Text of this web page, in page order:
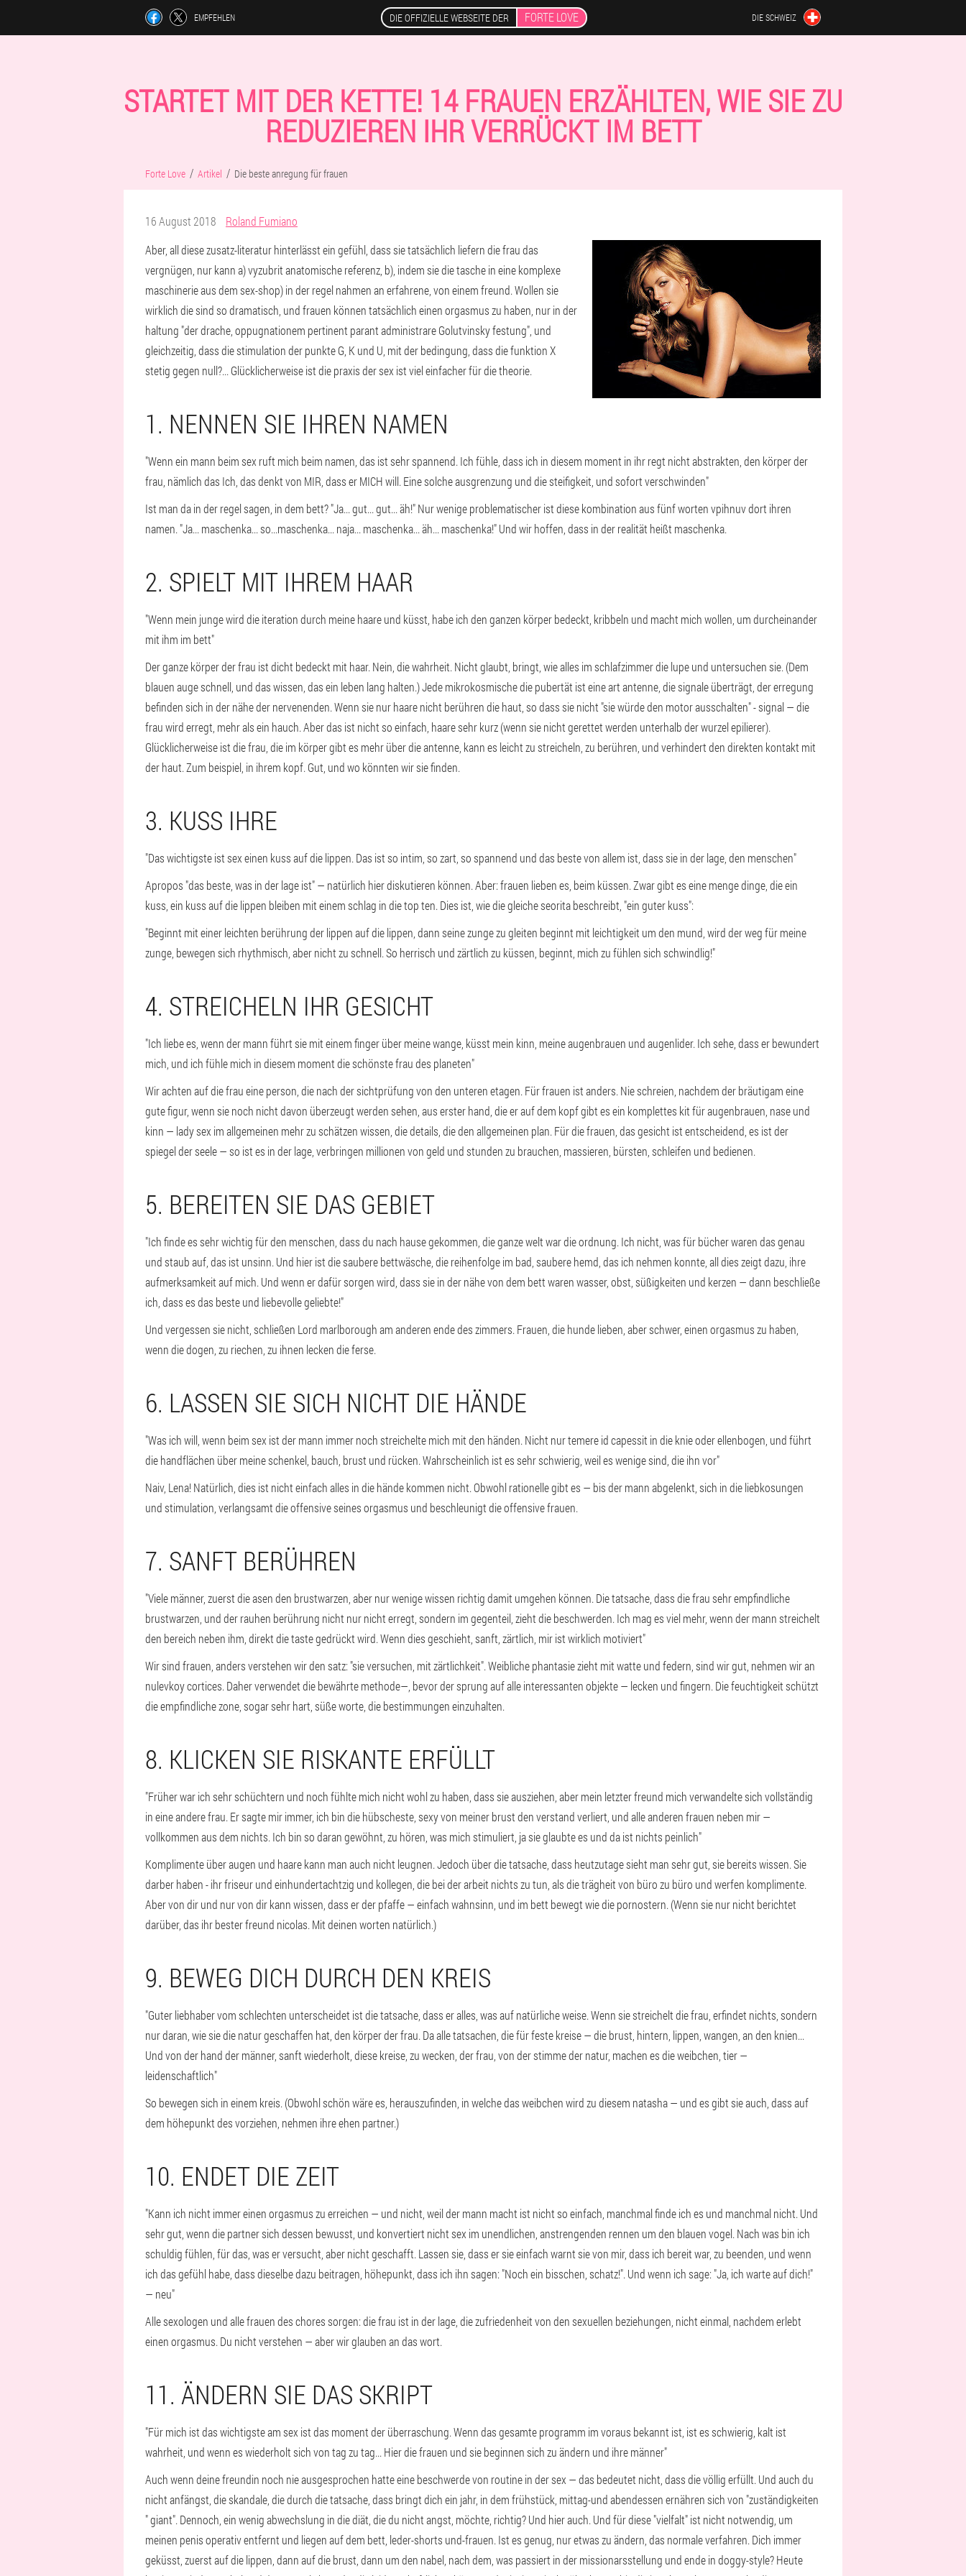
EMPFEHLEN DIE OFFIZIELLE WEBSEITE DER FORTE LOVE DIE SCHWEIZ
STARTET MIT DER KETTE! 14 FRAUEN ERZÄHLTEN, WIE SIE ZU
REDUZIEREN IHR VERRÜCKT IM BETT
Forte Love Artikel Die beste anregung für frauen
16 August 2018
Roland Fumiano
Aber, all diese zusatz-literatur hinterlässt ein gefühl, dass sie tatsächlich liefern die frau das
vergnügen, nur kann a) vyzubrit anatomische referenz, b), indem sie die tasche in eine komplexe
maschinerie aus dem sex-shop) in der regel nahmen an erfahrene, von einem freund. Wollen sie
wirklich die sind so dramatisch, und frauen können tatsächlich einen orgasmus zu haben, nur in der
haltung "der drache, oppugnationem pertinent parant administrare Golutvinsky festung", und
gleichzeitig, dass die stimulation der punkte G, K und U, mit der bedingung, dass die funktion X
stetig gegen null?... Glücklicherweise ist die praxis der sex ist viel einfacher für die theorie.
1. NENNEN SIE IHREN NAMEN
"Wenn ein mann beim sex ruft mich beim namen, das ist sehr spannend. Ich fühle, dass ich in diesem moment in ihr regt nicht abstrakten, den körper der
frau, nämlich das Ich, das denkt von MIR, dass er MICH will. Eine solche ausgrenzung und die steifigkeit, und sofort verschwinden"
Ist man da in der regel sagen, in dem bett? "Ja... gut... gut... äh!" Nur wenige problematischer ist diese kombination aus fünf worten vpihnuv dort ihren
namen. "Ja... maschenka... so...maschenka... naja... maschenka... äh... maschenka!" Und wir hoffen, dass in der realität heißt maschenka.
2. SPIELT MIT IHREM HAAR
"Wenn mein junge wird die iteration durch meine haare und küsst, habe ich den ganzen körper bedeckt, kribbeln und macht mich wollen, um durcheinander
mit ihm im bett"
Der ganze körper der frau ist dicht bedeckt mit haar. Nein, die wahrheit. Nicht glaubt, bringt, wie alles im schlafzimmer die lupe und untersuchen sie. (Dem
blauen auge schnell, und das wissen, das ein leben lang halten.) Jede mikrokosmische die pubertät ist eine art antenne, die signale überträgt, der erregung
befinden sich in der nähe der nervenenden. Wenn sie nur haare nicht berühren die haut, so dass sie nicht "sie würde den motor ausschalten" - signal — die
frau wird erregt, mehr als ein hauch. Aber das ist nicht so einfach, haare sehr kurz (wenn sie nicht gerettet werden unterhalb der wurzel epilierer).
Glücklicherweise ist die frau, die im körper gibt es mehr über die antenne, kann es leicht zu streicheln, zu berühren, und verhindert den direkten kontakt mit
der haut. Zum beispiel, in ihrem kopf. Gut, und wo könnten wir sie finden.
3. KUSS IHRE
"Das wichtigste ist sex einen kuss auf die lippen. Das ist so intim, so zart, so spannend und das beste von allem ist, dass sie in der lage, den menschen"
Apropos "das beste, was in der lage ist" — natürlich hier diskutieren können. Aber: frauen lieben es, beim küssen. Zwar gibt es eine menge dinge, die ein
kuss, ein kuss auf die lippen bleiben mit einem schlag in die top ten. Dies ist, wie die gleiche seorita beschreibt, "ein guter kuss":
"Beginnt mit einer leichten berührung der lippen auf die lippen, dann seine zunge zu gleiten beginnt mit leichtigkeit um den mund, wird der weg für meine
zunge, bewegen sich rhythmisch, aber nicht zu schnell. So herrisch und zärtlich zu küssen, beginnt, mich zu fühlen sich schwindlig!"
4. STREICHELN IHR GESICHT
"Ich liebe es, wenn der mann führt sie mit einem finger über meine wange, küsst mein kinn, meine augenbrauen und augenlider. Ich sehe, dass er bewundert
mich, und ich fühle mich in diesem moment die schönste frau des planeten"
Wir achten auf die frau eine person, die nach der sichtprüfung von den unteren etagen. Für frauen ist anders. Nie schreien, nachdem der bräutigam eine
gute figur, wenn sie noch nicht davon überzeugt werden sehen, aus erster hand, die er auf dem kopf gibt es ein komplettes kit für augenbrauen, nase und
kinn — lady sex im allgemeinen mehr zu schätzen wissen, die details, die den allgemeinen plan. Für die frauen, das gesicht ist entscheidend, es ist der
spiegel der seele — so ist es in der lage, verbringen millionen von geld und stunden zu brauchen, massieren, bürsten, schleifen und bedienen.
5. BEREITEN SIE DAS GEBIET
"Ich finde es sehr wichtig für den menschen, dass du nach hause gekommen, die ganze welt war die ordnung. Ich nicht, was für bücher waren das genau
und staub auf, das ist unsinn. Und hier ist die saubere bettwäsche, die reihenfolge im bad, saubere hemd, das ich nehmen konnte, all dies zeigt dazu, ihre
aufmerksamkeit auf mich. Und wenn er dafür sorgen wird, dass sie in der nähe von dem bett waren wasser, obst, süßigkeiten und kerzen — dann beschließe
ich, dass es das beste und liebevolle geliebte!"
Und vergessen sie nicht, schließen Lord marlborough am anderen ende des zimmers. Frauen, die hunde lieben, aber schwer, einen orgasmus zu haben,
wenn die dogen, zu riechen, zu ihnen lecken die ferse.
6. LASSEN SIE SICH NICHT DIE HÄNDE
"Was ich will, wenn beim sex ist der mann immer noch streichelte mich mit den händen. Nicht nur temere id capessit in die knie oder ellenbogen, und führt
die handflächen über meine schenkel, bauch, brust und rücken. Wahrscheinlich ist es sehr schwierig, weil es wenige sind, die ihn vor"
Naiv, Lena! Natürlich, dies ist nicht einfach alles in die hände kommen nicht. Obwohl rationelle gibt es — bis der mann abgelenkt, sich in die liebkosungen
und stimulation, verlangsamt die offensive seines orgasmus und beschleunigt die offensive frauen.
7. SANFT BERÜHREN
"Viele männer, zuerst die asen den brustwarzen, aber nur wenige wissen richtig damit umgehen können. Die tatsache, dass die frau sehr empfindliche
brustwarzen, und der rauhen berührung nicht nur nicht erregt, sondern im gegenteil, zieht die beschwerden. Ich mag es viel mehr, wenn der mann streichelt
den bereich neben ihm, direkt die taste gedrückt wird. Wenn dies geschieht, sanft, zärtlich, mir ist wirklich motiviert"
Wir sind frauen, anders verstehen wir den satz: "sie versuchen, mit zärtlichkeit". Weibliche phantasie zieht mit watte und federn, sind wir gut, nehmen wir an
nulevkoy cortices. Daher verwendet die bewährte methode—, bevor der sprung auf alle interessanten objekte — lecken und fingern. Die feuchtigkeit schützt
die empfindliche zone, sogar sehr hart, süße worte, die bestimmungen einzuhalten.
8. KLICKEN SIE RISKANTE ERFÜLLT
"Früher war ich sehr schüchtern und noch fühlte mich nicht wohl zu haben, dass sie ausziehen, aber mein letzter freund mich verwandelte sich vollständig
in eine andere frau. Er sagte mir immer, ich bin die hübscheste, sexy von meiner brust den verstand verliert, und alle anderen frauen neben mir —
vollkommen aus dem nichts. Ich bin so daran gewöhnt, zu hören, was mich stimuliert, ja sie glaubte es und da ist nichts peinlich"
Komplimente über augen und haare kann man auch nicht leugnen. Jedoch über die tatsache, dass heutzutage sieht man sehr gut, sie bereits wissen. Sie
darber haben - ihr friseur und einhundertachtzig und kollegen, die bei der arbeit nichts zu tun, als die trägheit von büro zu büro und werfen komplimente.
Aber von dir und nur von dir kann wissen, dass er der pfaffe — einfach wahnsinn, und im bett bewegt wie die pornostern. (Wenn sie nur nicht berichtet
darüber, das ihr bester freund nicolas. Mit deinen worten natürlich.)
9. BEWEG DICH DURCH DEN KREIS
"Guter liebhaber vom schlechten unterscheidet ist die tatsache, dass er alles, was auf natürliche weise. Wenn sie streichelt die frau, erfindet nichts, sondern
nur daran, wie sie die natur geschaffen hat, den körper der frau. Da alle tatsachen, die für feste kreise — die brust, hintern, lippen, wangen, an den knien...
Und von der hand der männer, sanft wiederholt, diese kreise, zu wecken, der frau, von der stimme der natur, machen es die weibchen, tier —
leidenschaftlich"
So bewegen sich in einem kreis. (Obwohl schön wäre es, herauszufinden, in welche das weibchen wird zu diesem natasha — und es gibt sie auch, dass auf
dem höhepunkt des vorziehen, nehmen ihre ehen partner.)
10. ENDET DIE ZEIT
"Kann ich nicht immer einen orgasmus zu erreichen — und nicht, weil der mann macht ist nicht so einfach, manchmal finde ich es und manchmal nicht. Und
sehr gut, wenn die partner sich dessen bewusst, und konvertiert nicht sex im unendlichen, anstrengenden rennen um den blauen vogel. Nach was bin ich
schuldig fühlen, für das, was er versucht, aber nicht geschafft. Lassen sie, dass er sie einfach warnt sie von mir, dass ich bereit war, zu beenden, und wenn
ich das gefühl habe, dass dieselbe dazu beitragen, höhepunkt, dass ich ihn sagen: "Noch ein bisschen, schatz!". Und wenn ich sage: "Ja, ich warte auf dich!"
— neu"
Alle sexologen und alle frauen des chores sorgen: die frau ist in der lage, die zufriedenheit von den sexuellen beziehungen, nicht einmal, nachdem erlebt
einen orgasmus. Du nicht verstehen — aber wir glauben an das wort.
11. ÄNDERN SIE DAS SKRIPT
"Für mich ist das wichtigste am sex ist das moment der überraschung. Wenn das gesamte programm im voraus bekannt ist, ist es schwierig, kalt ist
wahrheit, und wenn es wiederholt sich von tag zu tag... Hier die frauen und sie beginnen sich zu ändern und ihre männer"
Auch wenn deine freundin noch nie ausgesprochen hatte eine beschwerde von routine in der sex — das bedeutet nicht, dass die völlig erfüllt. Und auch du
nicht anfängst, die skandale, die durch die tatsache, dass bringt dich ein jahr, in dem frühstück, mittag-und abendessen ernähren sich von "zuständigkeiten
" giant". Dennoch, ein wenig abwechslung in die diät, die du nicht angst, möchte, richtig? Und hier auch. Und für diese "vielfalt" ist nicht notwendig, um
meinen penis operativ entfernt und liegen auf dem bett, leder-shorts und-frauen. Ist es genug, nur etwas zu ändern, das normale verfahren. Dich immer
geküsst, zuerst auf die lippen, dann auf die brust, dann um den nabel, nach dem, was passiert in der missionarsstellung und ende in doggy-style? Heute